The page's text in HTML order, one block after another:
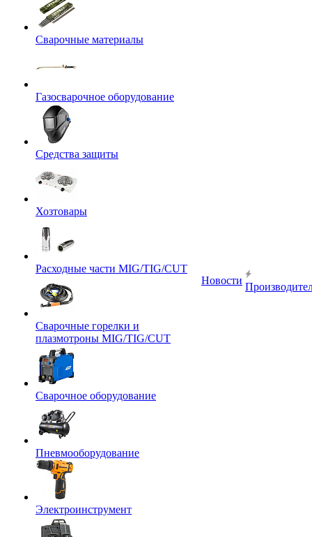
Сварочные материалы
Газосварочное оборудование
Средства защиты
Хозтовары
Расходные части MIG/TIG/CUT
Сварочные горелки и
плазмотроны MIG/TIG/CUT
Сварочное оборудование
Пневмооборудование
Электроинструмент
Новости